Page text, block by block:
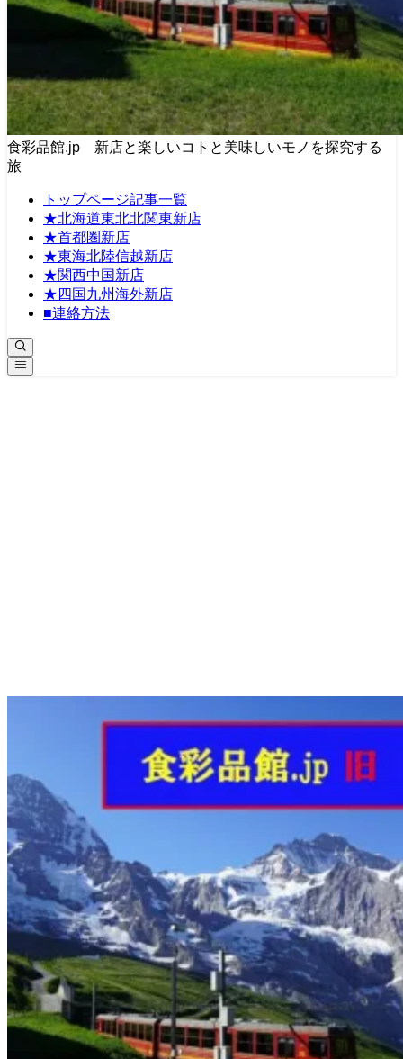
食彩品館.jp 新店と楽しいコトと美味しいモノを探究する
旅
トップページ記事一覧
★北海道東北北関東新店
★首都圏新店
★東海北陸信越新店
★関西中国新店
★四国九州海外新店
■連絡方法